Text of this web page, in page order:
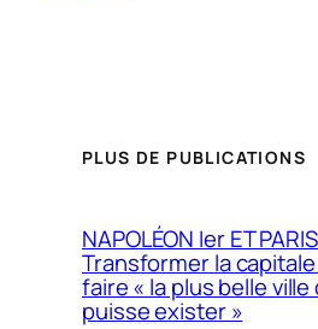
PLUS DE PUBLICATIONS
NAPOLÉON Ier ET
Transformer la
faire « la plus belle ville
puisse exister »